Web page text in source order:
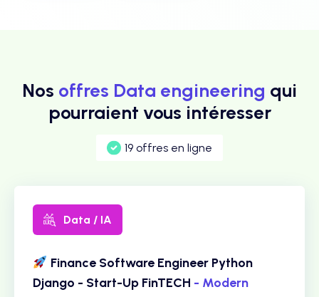
Nos offres Data engineering qui
pourraient vous intéresser
19 offres en ligne
Data / IA
Finance Software Engineer Python
Django - Start-Up FinTECH - Modern